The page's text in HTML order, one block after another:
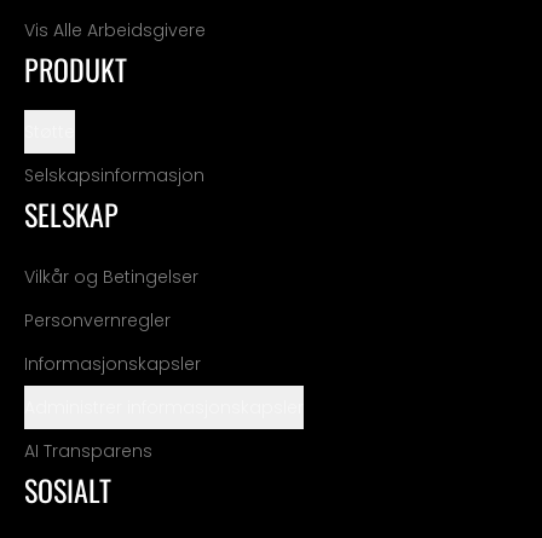
Vis Alle Arbeidsgivere
PRODUKT
Selskapsinformasjon
SELSKAP
Vilkår og Betingelser
Personvernregler
Informasjonskapsler
AI Transparens
SOSIALT